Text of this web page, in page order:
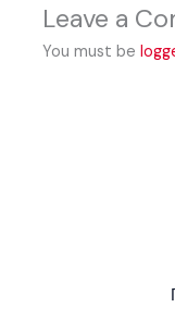
Leave a
You must be